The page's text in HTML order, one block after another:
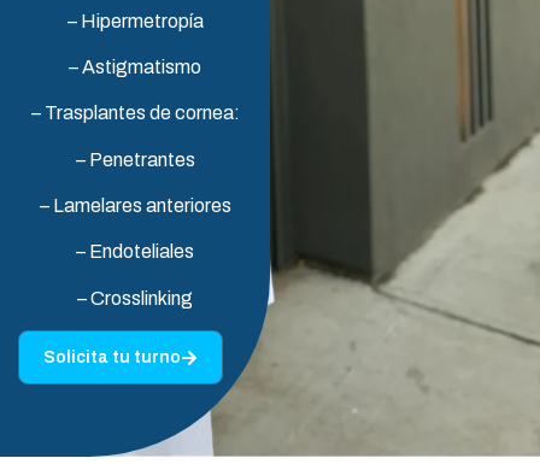
– Hipermetropía
– Astigmatismo
– Trasplantes de cornea:
– Penetrantes
– Lamelares anteriores
– Endoteliales
– Crosslinking
Solicita tu turno